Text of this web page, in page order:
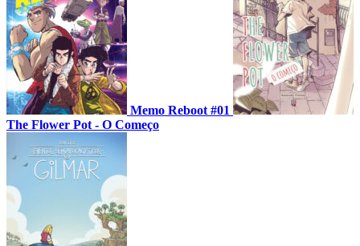
Memo Reboot #01
The Flower Pot - O Começo